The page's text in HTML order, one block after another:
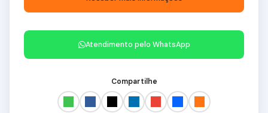
Atendimento pelo WhatsApp
Compartilhe